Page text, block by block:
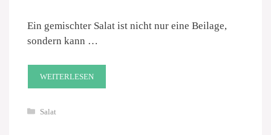
Ein gemischter Salat ist nicht nur eine Beilage,
sondern kann …
WEITERLESEN
Kategorien
Salat